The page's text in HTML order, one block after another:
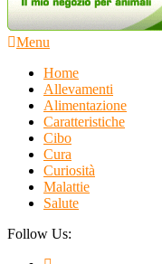
Menu
Home
Allevamenti
Alimentazione
Caratteristiche
Cibo
Cura
Curiosità
Malattie
Salute
Follow Us: